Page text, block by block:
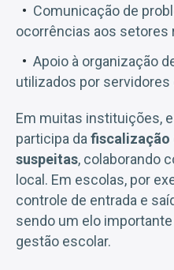
Comunicação de
ocorrências aos setores
Apoio à organização
utilizados por servidores
Em muitas instituições,
participa da fiscalização
suspeitas, colaborando
local. Em escolas, por
controle de entrada e
sendo um elo
gestão escolar.